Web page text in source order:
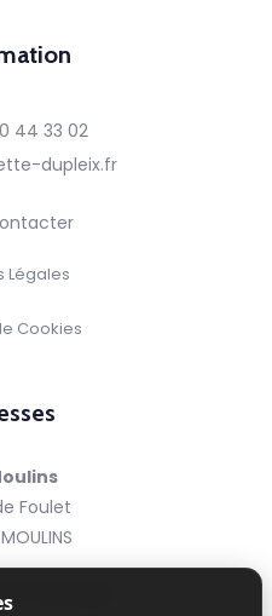
44 33 02
dupleix.fr
Légales
Cookies
Foulet
Ferrand